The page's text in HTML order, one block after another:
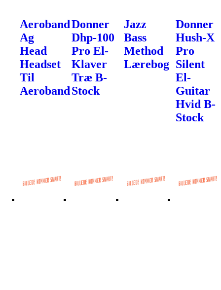
Aeroband
Ag
Head
Headset
Til
Aeroband
Donner
Dhp-100
Pro El-
Klaver
Træ B-
Stock
Jazz
Bass
Method
Lærebog
Donner
Hush-X
Pro
Silent
El-
Guitar
Hvid B-
Stock